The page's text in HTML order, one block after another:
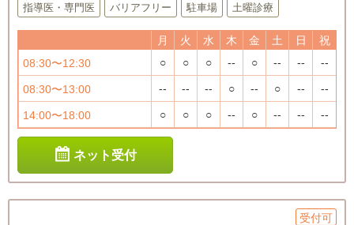
指導医・専門医 バリアフリー 駐車場 土曜診療
月 火 水 木 金 土 日
祝
08:30〜12:30
○ ○ ○ -- ○ -- -- --
08:30〜13:00 -- -- -- ○ -- ○ -- --
14:00〜18:00 ○ ○ ○ -- ○ -- -- --
ネット受付
受付可